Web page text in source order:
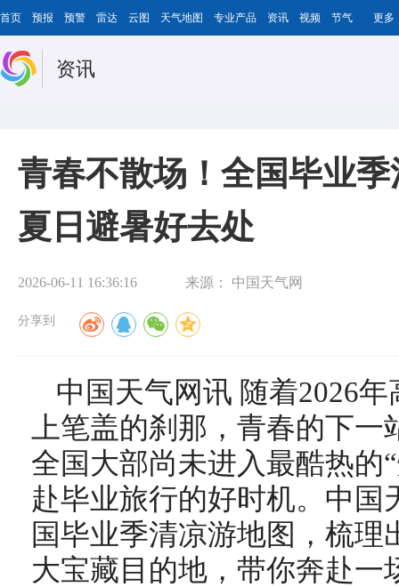
首页 预报 预警 雷达 云图 天气地图 专业产品 资讯 视频 节气 更多
资讯
青春不散场！全国毕业
夏日避暑好去处
2026-06-11 16:36:16 来源： 中国天气网
分享到
中国天气网讯 随着2026
上笔盖的刹那，青春的下
全国大部尚未进入最酷热的
赴毕业旅行的好时机。中国
国毕业季清凉游地图，梳
大宝藏目的地，带你奔赴一